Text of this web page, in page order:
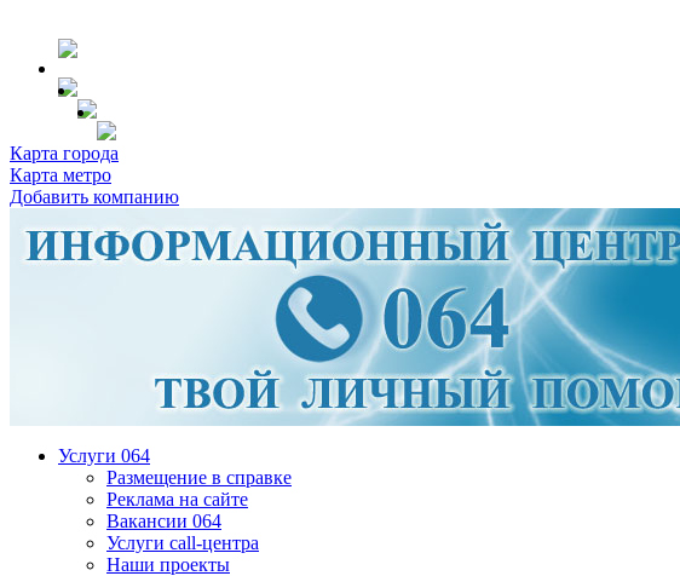
Карта города
Карта метро
Добавить компанию
Услуги 064
Размещение в справке
Реклама на сайте
Вакансии 064
Услуги call-центра
Наши проекты